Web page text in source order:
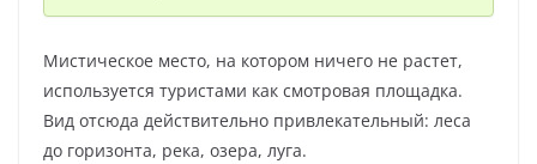
Мистическое место, на котором ничего не растет,
используется туристами как смотровая площадка.
Вид отсюда действительно привлекательный: леса
до горизонта, река, озера, луга.